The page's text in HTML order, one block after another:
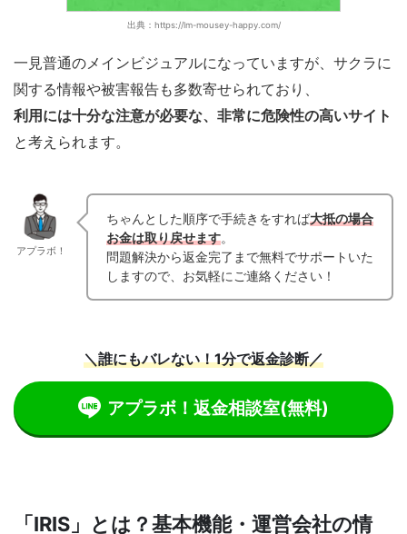
出典：https://lm-mousey-happy.com/
一見普通のメインビジュアルになっていますが、サクラに
関する情報や被害報告も多数寄せられており、
利用には十分な注意が必要な、非常に危険性の高いサイト
と考えられます。
アプラボ！
ちゃんとした順序で手続きをすれば大抵の場合
お金は取り戻せます。
問題解決から返金完了まで無料でサポートいた
しますので、お気軽にご連絡ください！
＼誰にもバレない！1分で返金診断／
アプラボ！返金相談室(無料)
「IRIS」とは？基本機能・運営会社の情